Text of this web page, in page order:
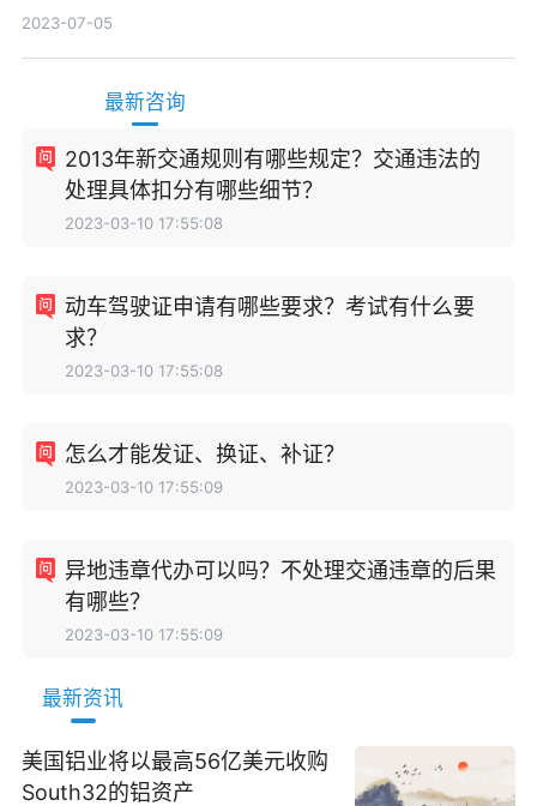
消除?
2023-07-05
最新咨询
2013年新交通规则有哪些规定？交通违法的
处理具体扣分有哪些细节？
2023-03-10 17:55:08
动车驾驶证申请有哪些要求？考试有什么要
求？
2023-03-10 17:55:08
怎么才能发证、换证、补证？
2023-03-10 17:55:09
异地违章代办可以吗？不处理交通违章的后果
有哪些？
2023-03-10 17:55:09
最新资讯
美国铝业将以最高56亿美元收购
South32的铝资产